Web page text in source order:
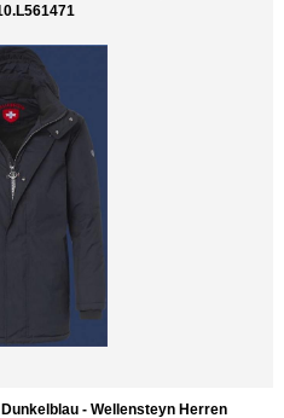
- Wellensteyn Herren